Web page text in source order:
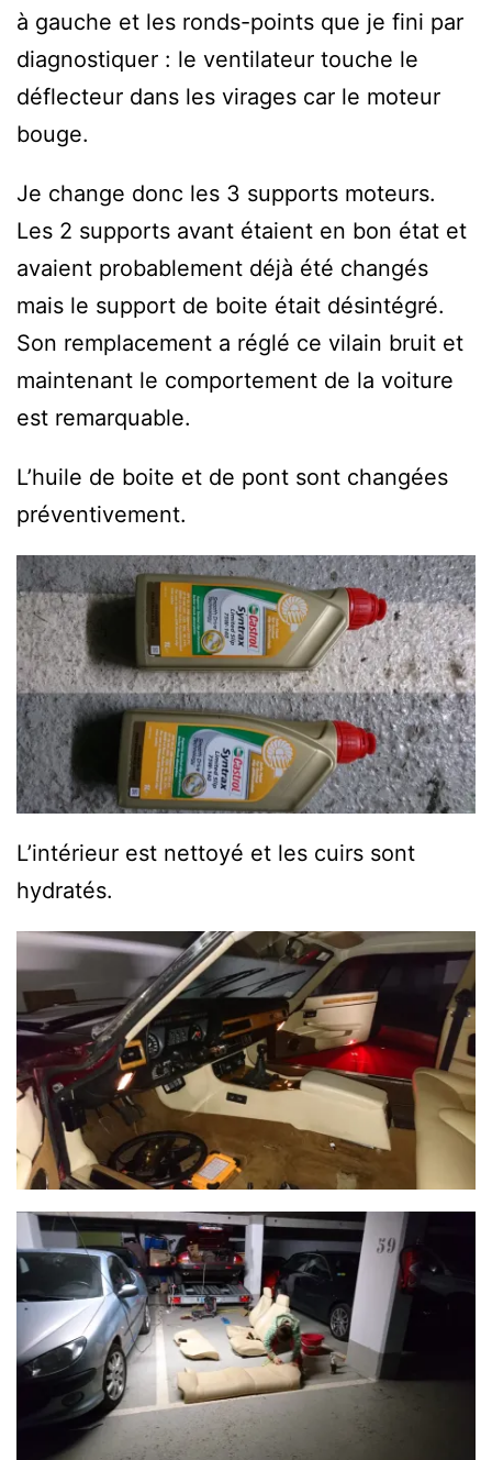
à gauche et les ronds-points que je fini par
diagnostiquer : le ventilateur touche le
déflecteur dans les virages car le moteur
bouge.
Je change donc les 3 supports moteurs.
Les 2 supports avant étaient en bon état et
avaient probablement déjà été changés
mais le support de boite était désintégré.
Son remplacement a réglé ce vilain bruit et
maintenant le comportement de la voiture
est remarquable.
L’huile de boite et de pont sont changées
préventivement.
L’intérieur est nettoyé et les cuirs sont
hydratés.